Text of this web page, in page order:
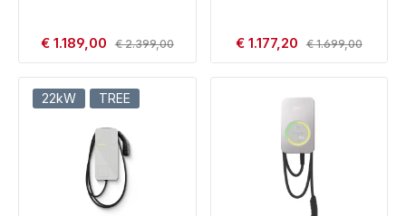
Verkaufspreis:
€ 1.189,00 Regulärer Preis:
€ 2.399,00 Verkaufspreis:
€ 1.177,20 Regulärer Preis:
€ 1.699,00
22kW TREE